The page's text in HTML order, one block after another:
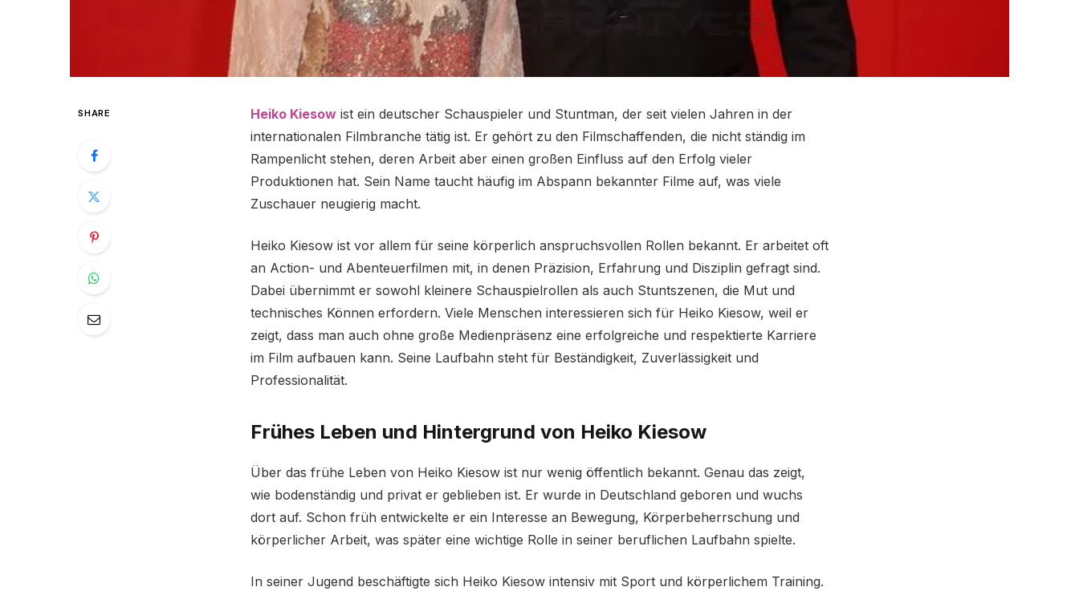
SHARE Heiko Kiesow ist ein deutscher Schauspieler und Stuntman, der seit vielen Jahren in der
internationalen Filmbranche tätig ist. Er gehört zu den Filmschaffenden, die nicht ständig im
Rampenlicht stehen, deren Arbeit aber einen großen Einfluss auf den Erfolg vieler
Produktionen hat. Sein Name taucht häufig im Abspann bekannter Filme auf, was viele
Zuschauer neugierig macht.
Heiko Kiesow ist vor allem für seine körperlich anspruchsvollen Rollen bekannt. Er arbeitet oft
an Action- und Abenteuerfilmen mit, in denen Präzision, Erfahrung und Disziplin gefragt sind.
Dabei übernimmt er sowohl kleinere Schauspielrollen als auch Stuntszenen, die Mut und
technisches Können erfordern. Viele Menschen interessieren sich für Heiko Kiesow, weil er
zeigt, dass man auch ohne große Medienpräsenz eine erfolgreiche und respektierte Karriere
im Film aufbauen kann. Seine Laufbahn steht für Beständigkeit, Zuverlässigkeit und
Professionalität.
Frühes Leben und Hintergrund von Heiko Kiesow
Über das frühe Leben von Heiko Kiesow ist nur wenig öffentlich bekannt. Genau das zeigt,
wie bodenständig und privat er geblieben ist. Er wurde in Deutschland geboren und wuchs
dort auf. Schon früh entwickelte er ein Interesse an Bewegung, Körperbeherrschung und
körperlicher Arbeit, was später eine wichtige Rolle in seiner beruflichen Laufbahn spielte.
In seiner Jugend beschäftigte sich Heiko Kiesow intensiv mit Sport und körperlichem Training.